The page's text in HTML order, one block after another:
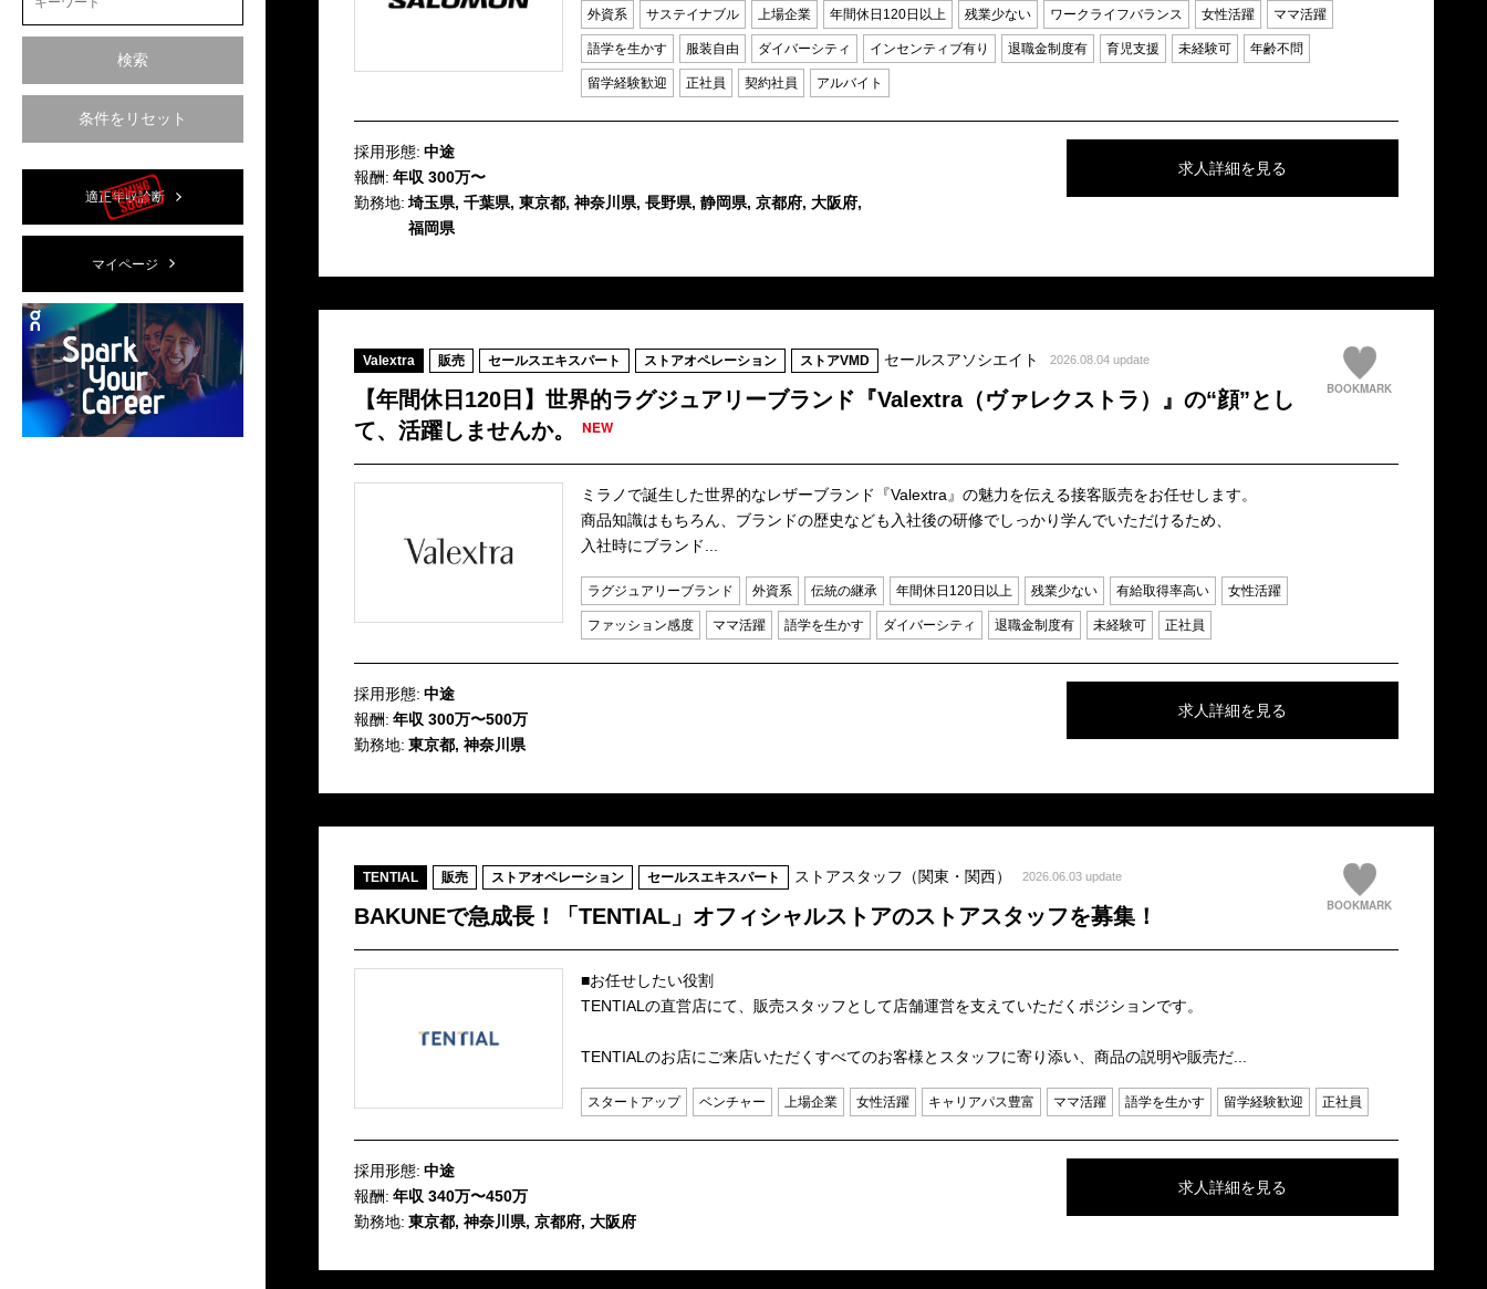
検索
条件をリセット
適正年収診断
マイページ
外資系 サステイナブル 上場企業 年間休日120日以上 残業少ない ワークライフバランス 女性活躍 ママ活躍
語学を生かす 服装自由 ダイバーシティ インセンティブ有り 退職金制度有 育児支援 未経験可 年齢不問
留学経験歓迎 正社員 契約社員 アルバイト
採用形態: 中途
報酬: 年収 300万〜
勤務地: 埼玉県, 千葉県, 東京都, 神奈川県, 長野県, 静岡県, 京都府, 大阪府,
福岡県
求人詳細を見る
BOOKMARK
Valextra 販売 セールスエキスパート ストアオペレーション ストアVMD セールスアソシエイト 2026.08.04 update
【年間休日120日】世界的ラグジュアリーブランド『Valextra（ヴァレクストラ）』の“顔”とし
て、活躍しませんか。
NEW
ミラノで誕生した世界的なレザーブランド『Valextra』の魅力を伝える接客販売をお任せします。
商品知識はもちろん、ブランドの歴史なども入社後の研修でしっかり学んでいただけるため、
入社時にブランド...
ラグジュアリーブランド 外資系 伝統の継承 年間休日120日以上 残業少ない 有給取得率高い 女性活躍
ファッション感度 ママ活躍 語学を生かす ダイバーシティ 退職金制度有 未経験可 正社員
採用形態: 中途
報酬: 年収 300万〜500万
勤務地: 東京都, 神奈川県
求人詳細を見る
BOOKMARK
TENTIAL 販売 ストアオペレーション セールスエキスパート ストアスタッフ（関東・関西） 2026.06.03 update
BAKUNEで急成長！「TENTIAL」オフィシャルストアのストアスタッフを募集！
■お任せしたい役割
TENTIALの直営店にて、販売スタッフとして店舗運営を支えていただくポジションです。
TENTIALのお店にご来店いただくすべてのお客様とスタッフに寄り添い、商品の説明や販売だ...
スタートアップ ベンチャー 上場企業 女性活躍 キャリアパス豊富 ママ活躍 語学を生かす 留学経験歓迎 正社員
採用形態: 中途
報酬: 年収 340万〜450万
勤務地: 東京都, 神奈川県, 京都府, 大阪府
求人詳細を見る